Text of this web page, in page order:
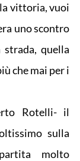
vittoria, vuoi
uno scontro
quella
che mai per i
Rotelli- il
sulla
molto